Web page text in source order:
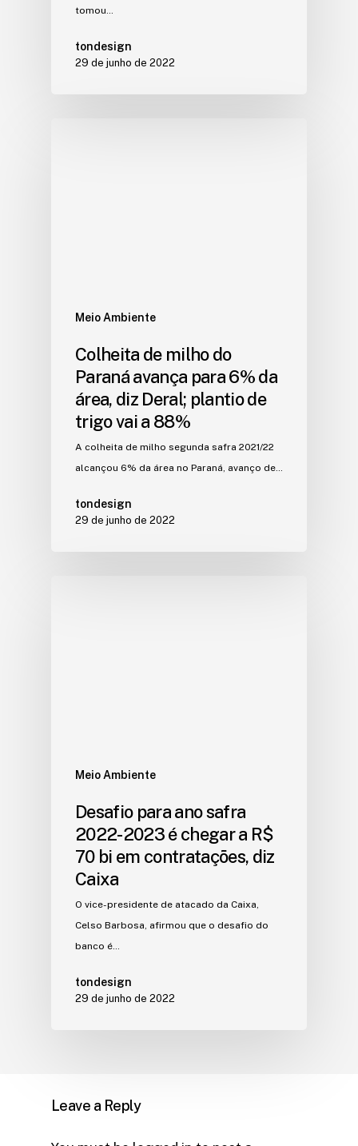
tomou…
tondesign
29 de junho de 2022
Meio Ambiente
Colheita de milho do
Paraná avança para 6% da
área, diz Deral; plantio de
trigo vai a 88%
A colheita de milho segunda safra 2021/22
alcançou 6% da área no Paraná, avanço de…
tondesign
29 de junho de 2022
Meio Ambiente
Desafio para ano safra
2022-2023 é chegar a R$
70 bi em contratações, diz
Caixa
O vice-presidente de atacado da Caixa,
Celso Barbosa, afirmou que o desafio do
banco é…
tondesign
29 de junho de 2022
Leave a Reply